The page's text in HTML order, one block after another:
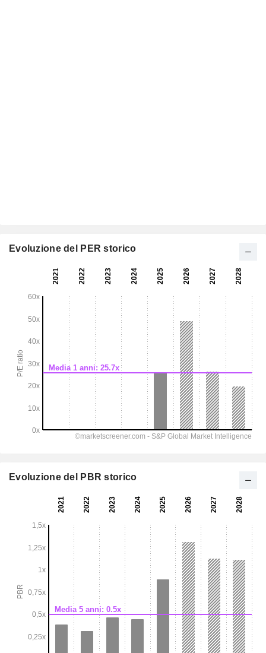
Evoluzione del PER storico
Evoluzione del PBR storico